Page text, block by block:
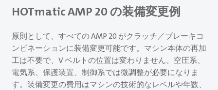
HOTmatic AMP 20 の装備変更例
原則として、すべての AMP 20 がクラッチ／ブレーキコ
ンビネーションに装備変更可能です。マシン本体の再加
工は不要で、V ベルトの位置は変わりません。空圧系、
電気系、保護装置、制御系では微調整が必要になりま
す。装備変更の費用はマシンの技術的なレベルや年数、